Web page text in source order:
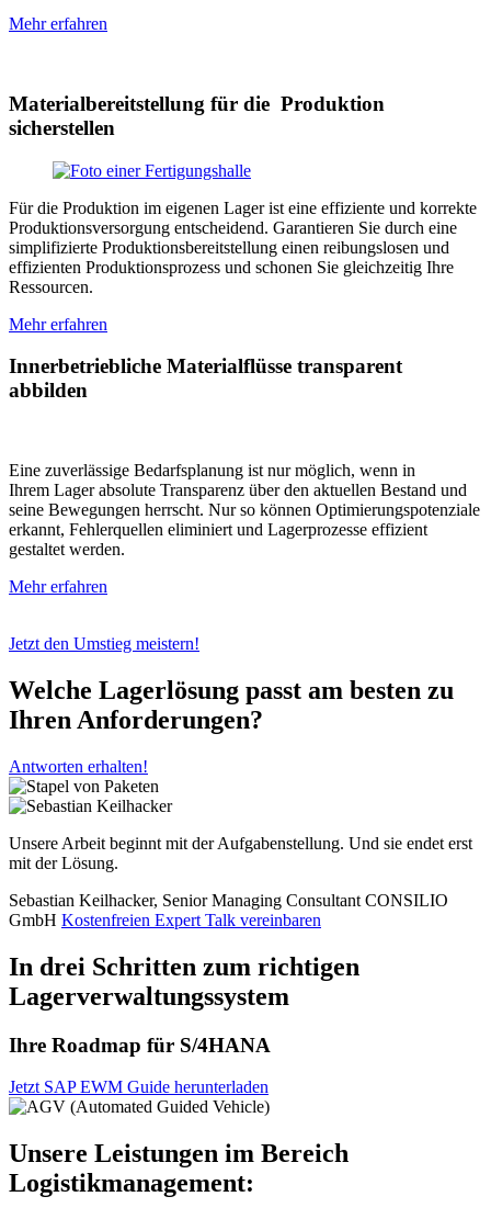
Mehr erfahren
Materialbereitstellung für die Produktion
sicherstellen
Für die Produktion im eigenen Lager ist eine effiziente und korrekte
Produktionsversorgung entscheidend. Garantieren Sie durch eine
simplifizierte Produktionsbereitstellung einen reibungslosen und
effizienten Produktionsprozess und schonen Sie gleichzeitig Ihre
Ressourcen.
Mehr erfahren
Innerbetriebliche Materialflüsse transparent
abbilden
Eine zuverlässige Bedarfsplanung ist nur möglich, wenn in
Ihrem Lager absolute Transparenz über den aktuellen Bestand und
seine Bewegungen herrscht. Nur so können Optimierungspotenziale
erkannt, Fehlerquellen eliminiert und Lagerprozesse effizient
gestaltet werden.
Mehr erfahren
Jetzt den Umstieg meistern!
Welche Lagerlösung passt am besten zu
Ihren Anforderungen?
Antworten erhalten!
Unsere Arbeit beginnt mit der Aufgabenstellung. Und sie endet erst
mit der Lösung.
Sebastian Keilhacker, Senior Managing Consultant CONSILIO
GmbH Kostenfreien Expert Talk vereinbaren
In drei Schritten zum richtigen
Lagerverwaltungssystem
Ihre Roadmap für S/4HANA
Jetzt SAP EWM Guide herunterladen
Unsere Leistungen im Bereich
Logistikmanagement: